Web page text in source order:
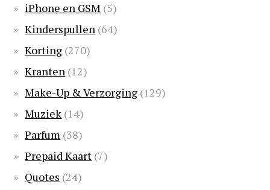
iPhone en GSM (5)
Kinderspullen (64)
Korting (270)
Kranten (12)
Make-Up & Verzorging (129)
Muziek (14)
Parfum (38)
Prepaid Kaart (7)
Quotes (24)